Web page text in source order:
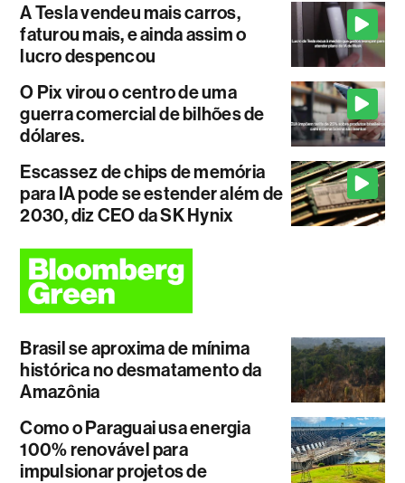
A Tesla vendeu mais carros,
faturou mais, e ainda assim o
lucro despencou
O Pix virou o centro de uma
guerra comercial de bilhões de
dólares.
Escassez de chips de memória
para IA pode se estender além de
2030, diz CEO da SK Hynix
Brasil se aproxima de mínima
histórica no desmatamento da
Amazônia
Como o Paraguai usa energia
100% renovável para
impulsionar projetos de